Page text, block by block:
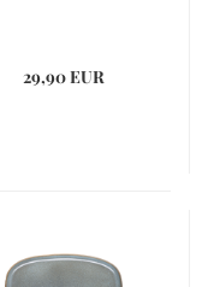
29,90 EUR